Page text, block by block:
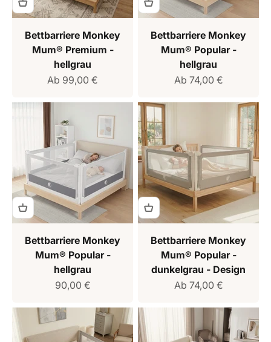
Bettbarriere Monkey
Mum® Premium -
hellgrau
Verkaufspreis
Ab 99,00 €
Bettbarriere Monkey
Mum® Popular -
hellgrau
Verkaufspreis
Ab 74,00 €
Bettbarriere Monkey
Mum® Popular -
hellgrau
Verkaufspreis
90,00 €
Bettbarriere Monkey
Mum® Popular -
dunkelgrau - Design
Verkaufspreis
Ab 74,00 €